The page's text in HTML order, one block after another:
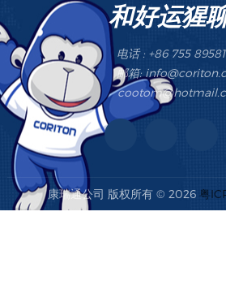
和好运猩
电话 : +86 755
邮箱:
康瑞通公司 版权所有 © 2026 粤